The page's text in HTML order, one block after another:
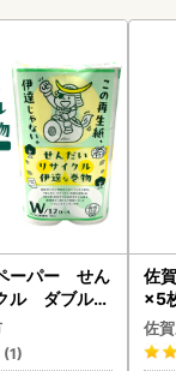
ーパー せん
ル ダブル9
レット
(1)
佐
×5
佐